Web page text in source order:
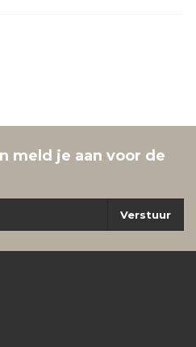
meld je aan voor de
Verstuur